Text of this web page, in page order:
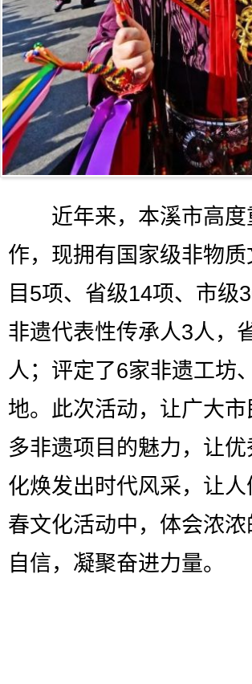
近年来，本溪市高度
作，现拥有国家级非物
目5项、省级14项、市级
非遗代表性传承人3人，
人；评定了6家非遗工坊
地。此次活动，让广大
多非遗项目的魅力，让
化焕发出时代风采，让
春文化活动中，体会浓
自信，凝聚奋进力量。